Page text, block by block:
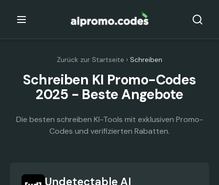
Zurück zur Startseite › Schreiben
Schreiben KI Promo-Codes
2025 - Beste Angebote
Die besten schreiben KI-Tools mit exklusiven Promo-
Codes und verifizierten Rabatten.
Undetectable AI